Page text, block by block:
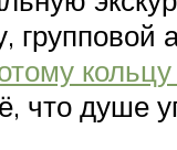
групповой
что душе